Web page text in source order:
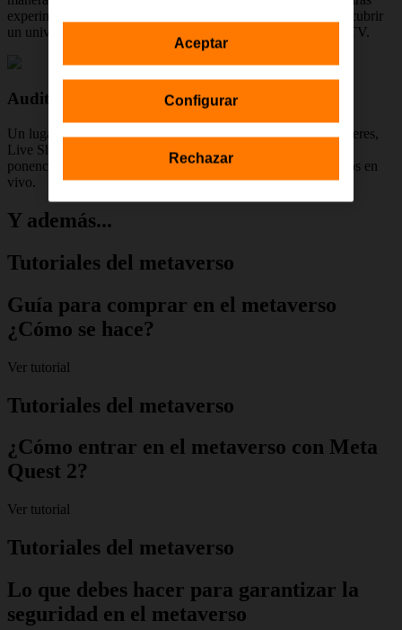
experimentar los mejores dispositivos 3D en tus manos o descubrir
un universo de entretenimiento en la zona gaming y Orange TV.
Auditorio
Un lugar de encuentro donde celebraremos eventos como talleres,
Live Shopping, firma de jugadores, proyecciones, charlas,
ponencias, presentaciones de productos y más acontecimientos en
vivo.
Y además...
Tutoriales del metaverso
Guía para comprar en el metaverso
¿Cómo se hace?
Ver tutorial
Tutoriales del metaverso
¿Cómo entrar en el metaverso con Meta
Quest 2?
Ver tutorial
Tutoriales del metaverso
Lo que debes hacer para garantizar la
seguridad en el metaverso
Configurar
Rechazar
Aceptar